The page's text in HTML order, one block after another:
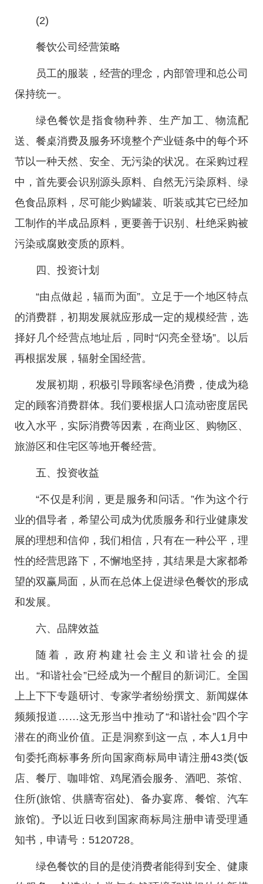
(2)
餐饮公司经营策略
员工的服装，经营的理念，内部管理和总公司
保持统一。
绿色餐饮是指食物种养、生产加工、物流配
送、餐桌消费及服务环境整个产业链条中的每个环
节以一种天然、安全、无污染的状况。在采购过程
中，首先要会识别源头原料、自然无污染原料、绿
色食品原料，尽可能少购罐装、听装或其它已经加
工制作的半成品原料，更要善于识别、杜绝采购被
污染或腐败变质的原料。
四、投资计划
“由点做起，辐而为面”。立足于一个地区特点
的消费群，初期发展就应形成一定的规模经营，选
择好几个经营点地址后，同时“闪亮全登场”。以后
再根据发展，辐射全国经营。
发展初期，积极引导顾客绿色消费，使成为稳
定的顾客消费群体。我们要根据人口流动密度居民
收入水平，实际消费等因素，在商业区、购物区、
旅游区和住宅区等地开餐经营。
五、投资收益
“不仅是利润，更是服务和问话。”作为这个行
业的倡导者，希望公司成为优质服务和行业健康发
展的理想和信仰，我们相信，只有在一种公平，理
性的经营思路下，不懈地坚持，其结果是大家都希
望的双赢局面，从而在总体上促进绿色餐饮的形成
和发展。
六、品牌效益
随着，政府构建社会主义和谐社会的提
出。“和谐社会”已经成为一个醒目的新词汇。全国
上上下下专题研讨、专家学者纷纷撰文、新闻媒体
频频报道……这无形当中推动了“和谐社会”四个字
潜在的商业价值。正是洞察到这一点，本人1月中
旬委托商标事务所向国家商标局申请注册43类(饭
店、餐厅、咖啡馆、鸡尾酒会服务、酒吧、茶馆、
住所(旅馆、供膳寄宿处)、备办宴席、餐馆、汽车
旅馆)。予以近日收到国家商标局注册申请受理通
知书，申请号：5120728。
绿色餐饮的目的是使消费者能得到安全、健康